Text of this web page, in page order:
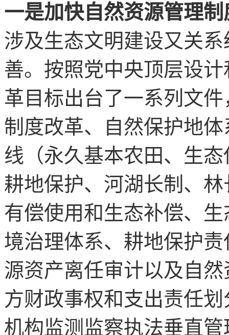
一是加快自然资源管理
涉及生态文明建设又关
善。按照党中央顶层设
革目标出台了一系列文
制度改革、自然保护地
线（永久基本农田、生
耕地保护、河湖长制、
有偿使用和生态补偿、
境治理体系、耕地保护
源资产离任审计以及自
方财政事权和支出责任
机构监测监察执法垂直